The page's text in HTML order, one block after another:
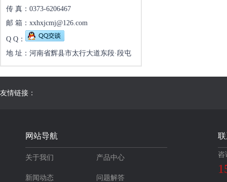
传 真：0373-6206467
邮 箱：xxhxjcmj@126.com
Q Q：
地 址：河南省辉县市太行大道东段·段屯
友情链接：
网站导航
关于我们 产品中心
新闻动态 问题解答
咨